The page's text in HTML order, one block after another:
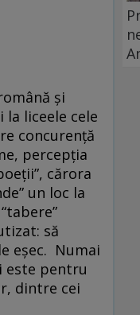
şi
liceele cele
concurenţă
percepţia
cărora
un loc la
să
eşec. Numai
este pentru
dintre cei